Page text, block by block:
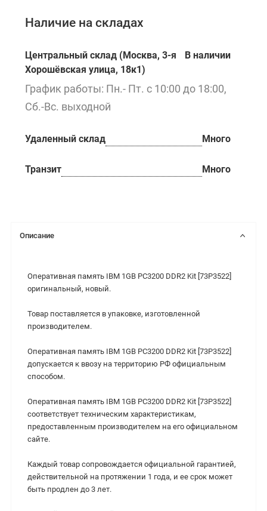
Наличие на складах
Центральный склад (Москва, 3-я
Хорошёвская улица, 18к1)
В наличии
График работы: Пн.- Пт. с 10:00 до 18:00,
Сб.-Вс. выходной
Удаленный склад Много
Транзит Много
Описание
Оперативная память IBM 1GB PC3200 DDR2 Kit [73P3522]
оригинальный, новый.
Товар поставляется в упаковке, изготовленной
производителем.
Оперативная память IBM 1GB PC3200 DDR2 Kit [73P3522]
допускается к ввозу на территорию РФ официальным
способом.
Оперативная память IBM 1GB PC3200 DDR2 Kit [73P3522]
cоответствует техническим характеристикам,
предоставленным производителем на его официальном
сайте.
Каждый товар сопровождается официальной гарантией,
действительной на протяжении 1 года, и ее срок может
быть продлен до 3 лет.